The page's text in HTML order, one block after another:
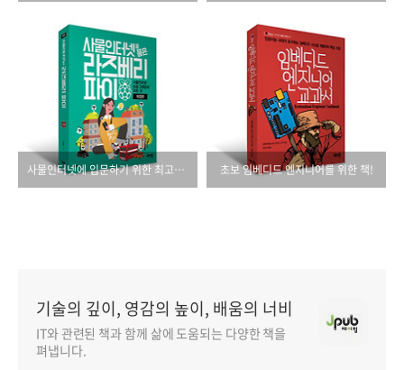
사물인터넷에 입문하기 위한 최고의 파트너 라즈베리 파이! 초보 임베디드 엔지니어를 위한 책!
기술의 깊이, 영감의 높이, 배움의 너비
IT와 관련된 책과 함께 삶에 도움되는 다양한 책을
펴냅니다.